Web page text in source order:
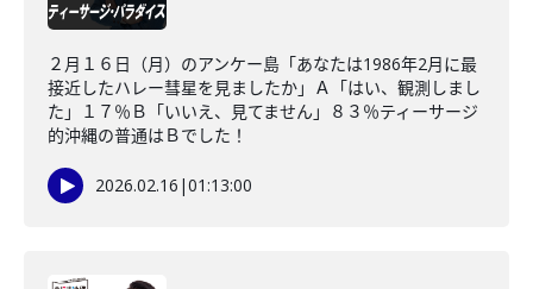
２月１６日（月）のアンケー島「あなたは1986年2月に最
接近したハレー彗星を見ましたか」Ａ「はい、観測しまし
た」１７％Ｂ「いいえ、見てません」８３％ティーサージ
的沖縄の普通はＢでした！
2026.02.16 |01:13:00